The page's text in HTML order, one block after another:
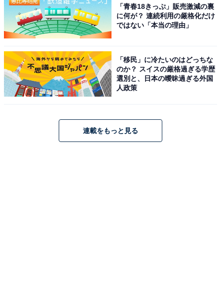
ソニー「HT-AN7」
AN7 BRAVIA Theatre U【360立体音響/IPX4防滴/ロング
バッテリ―12H/2台同時接続/有線接続/テレビ/スマ
ホ/Bluetooth対応】
「青春18きっぷ」販売激減の裏
に何が？ 連続利用の厳格化だけ
ではない「本当の理由」
「移民」に冷たいのはどっちな
のか？ スイスの厳格過ぎる学歴
選別と、日本の曖昧過ぎる外国
人政策
連載をもっと見る